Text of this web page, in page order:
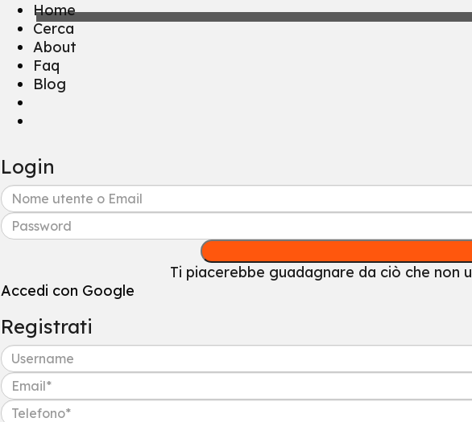
Home
Cerca
About
Faq
Blog
Login
Ti piacerebbe guadagnare da ciò che non
Accedi con Google
Registrati